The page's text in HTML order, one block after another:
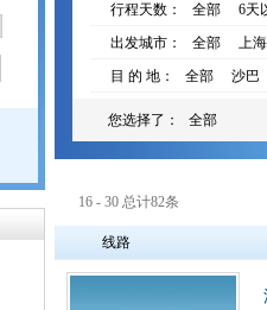
行程天数：
全部
6天
出发城市：
全部
上海
目 的 地：
全部 沙巴
您选择了： 全部
16 - 30 总计82条
线路